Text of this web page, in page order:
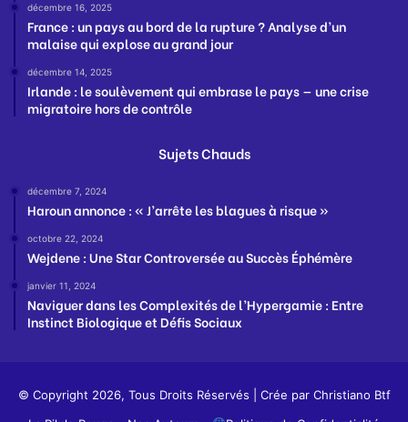
décembre 16, 2025
France : un pays au bord de la rupture ? Analyse d’un
malaise qui explose au grand jour
décembre 14, 2025
Irlande : le soulèvement qui embrase le pays — une crise
migratoire hors de contrôle
Sujets Chauds
décembre 7, 2024
Haroun annonce : « J’arrête les blagues à risque »
octobre 22, 2024
Wejdene : Une Star Controversée au Succès Éphémère
janvier 11, 2024
Naviguer dans les Complexités de l’Hypergamie : Entre
Instinct Biologique et Défis Sociaux
© Copyright 2026, Tous Droits Réservés | Crée par Christiano Btf